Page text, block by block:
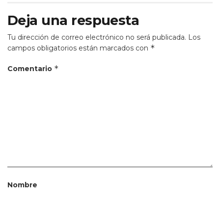
Deja una respuesta
Tu dirección de correo electrónico no será publicada. Los
campos obligatorios están marcados con *
Comentario *
Nombre